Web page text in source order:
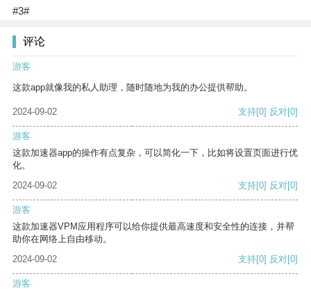
#3#
评论
游客
这款app就像我的私人助理，随时随地为我的办公提供帮助。
2024-09-02 支持[0] 反对[0]
游客
这款加速器app的操作有点复杂，可以简化一下，比如将设置页面进行优
化。
2024-09-02
支持[0] 反对[0]
游客
这款加速器VPM应用程序可以给你提供最高速度和安全性的连接，并帮
助你在网络上自由移动。
2024-09-02
支持[0] 反对[0]
游客